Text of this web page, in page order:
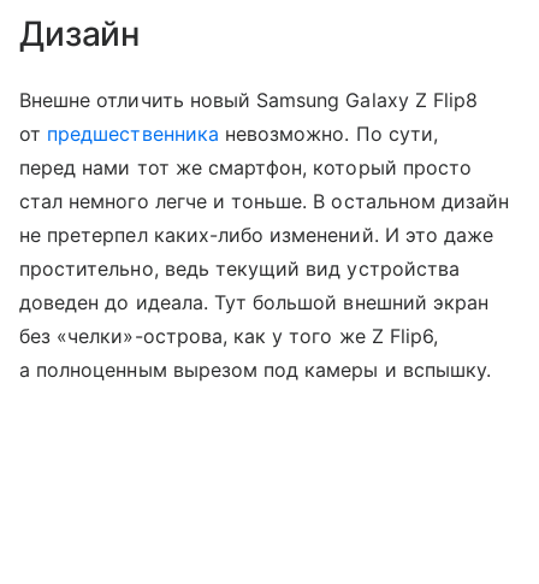
Дизайн
Внешне отличить новый Samsung Galaxy Z Flip8
от предшественника невозможно. По сути,
перед нами тот же смартфон, который просто
стал немного легче и тоньше. В остальном дизайн
не претерпел каких-либо изменений. И это даже
простительно, ведь текущий вид устройства
доведен до идеала. Тут большой внешний экран
без «челки»-острова, как у того же Z Flip6,
а полноценным вырезом под камеры и вспышку.